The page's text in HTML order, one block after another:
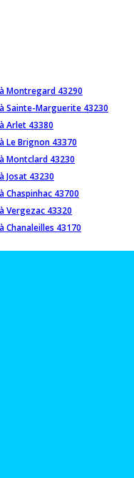
Montregard 43290
Sainte-Marguerite 43230
Arlet 43380
Le Brignon 43370
Montclard 43230
Josat 43230
Chaspinhac 43700
Vergezac 43320
Chanaleilles 43170